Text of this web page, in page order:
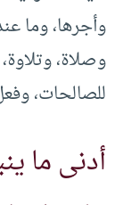
وأجرها، وما
وصلاة،
للصالحات،
أدنى ما